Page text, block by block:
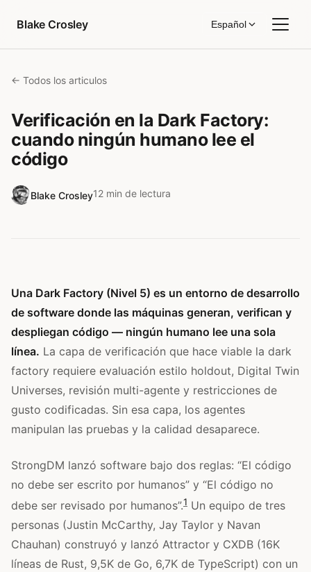
Blake Crosley
Español
← Todos los articulos
Verificación en la Dark Factory:
cuando ningún humano lee el
código
Blake Crosley12 min de lectura
Una Dark Factory (Nivel 5) es un entorno de desarrollo
de software donde las máquinas generan, verifican y
despliegan código — ningún humano lee una sola
línea. La capa de verificación que hace viable la dark
factory requiere evaluación estilo holdout, Digital Twin
Universes, revisión multi-agente y restricciones de
gusto codificadas. Sin esa capa, los agentes
manipulan las pruebas y la calidad desaparece.
StrongDM lanzó software bajo dos reglas: “El código
no debe ser escrito por humanos” y “El código no
debe ser revisado por humanos”.1 Un equipo de tres
personas (Justin McCarthy, Jay Taylor y Navan
Chauhan) construyó y lanzó Attractor y CXDB (16K
líneas de Rust, 9,5K de Go, 6,7K de TypeScript) con un